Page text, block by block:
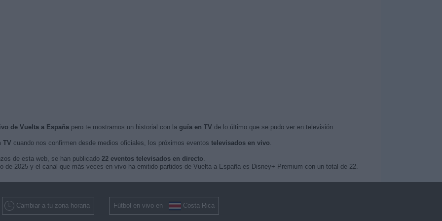
de Vuelta a Españapero te mostramos un historial con la guía en TV de lo último que se pudo ver en televisión.
TV cuando nos confirmen desde medios oficiales, los próximos eventos televisados en vivo.
de esta web, se han publicado 22 eventos televisados en directo.
de 2025 y el canal que más veces en vivo ha emitido partidos de Vuelta a España es Disney+ Premium con un total de 22.
Cambiar a tu zona horaria Fútbol en vivo en Costa Rica